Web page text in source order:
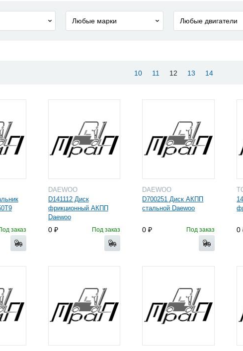
10 11 12 13 14
заказ
DAEWOO
D141112 Диск
фрикционный АКПП
Daewoo
0 Под заказ
DAEWOO
D700251 Диск АКПП
стальной Daewoo
0 Под заказ 0